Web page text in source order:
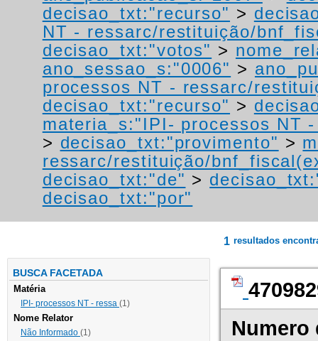
decisao_txt:"recurso" >
NT - ressarc/restituição/
decisao_txt:"votos" >
ano_sessao_s:"0006" >
processos NT - ressarc/
decisao_txt:"recurso" >
materia_s:"IPI- processos NT
> decisao_txt:"provimento" >
ressarc/restituição/
decisao_txt:"de" >
decisao_txt:"por"
BUSCA FACETADA
Matéria
IPI- processos NT - ressa (1)
Nome Relator
Não Informado (1)
1 resultados
Numero